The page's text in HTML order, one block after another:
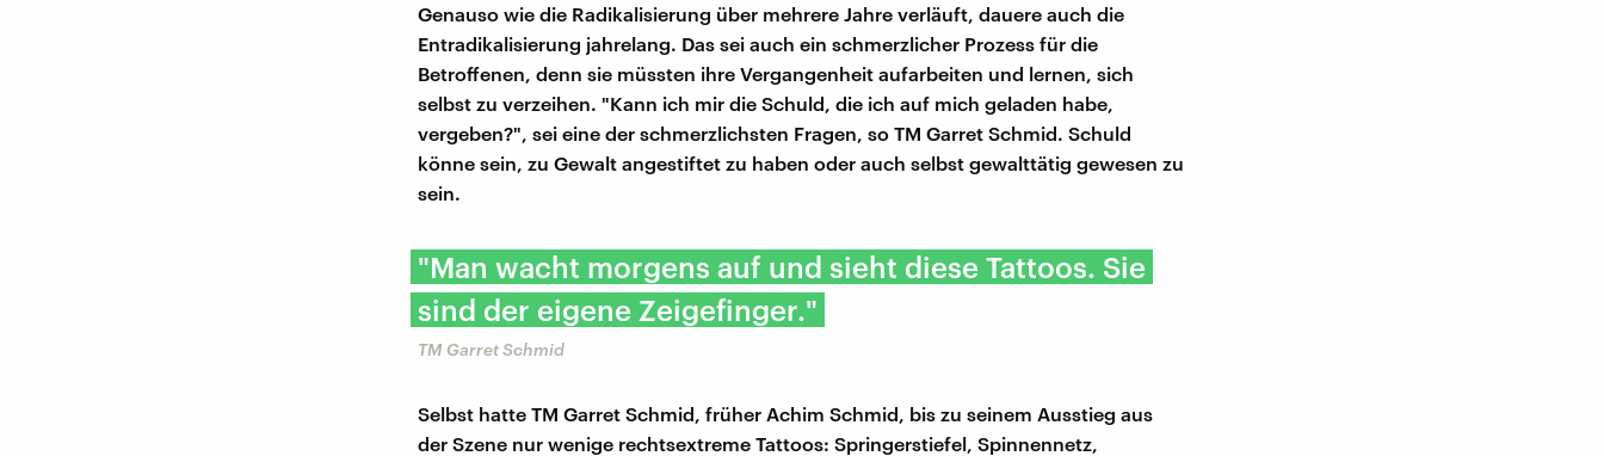
Genauso wie die Radikalisierung über mehrere Jahre verläuft, dauere auch die
Entradikalisierung jahrelang. Das sei auch ein schmerzlicher Prozess für die
Betroffenen, denn sie müssten ihre Vergangenheit aufarbeiten und lernen, sich
selbst zu verzeihen. "Kann ich mir die Schuld, die ich auf mich geladen habe,
vergeben?", sei eine der schmerzlichsten Fragen, so TM Garret Schmid. Schuld
könne sein, zu Gewalt angestiftet zu haben oder auch selbst gewalttätig gewesen zu
sein.
"Man wacht morgens auf und sieht diese Tattoos. Sie
sind der eigene Zeigefinger."
TM Garret Schmid
Selbst hatte TM Garret Schmid, früher Achim Schmid, bis zu seinem Ausstieg aus
der Szene nur wenige rechtsextreme Tattoos: Springerstiefel, Spinnennetz,